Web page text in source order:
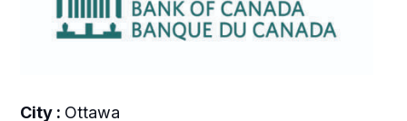
City : Ottawa